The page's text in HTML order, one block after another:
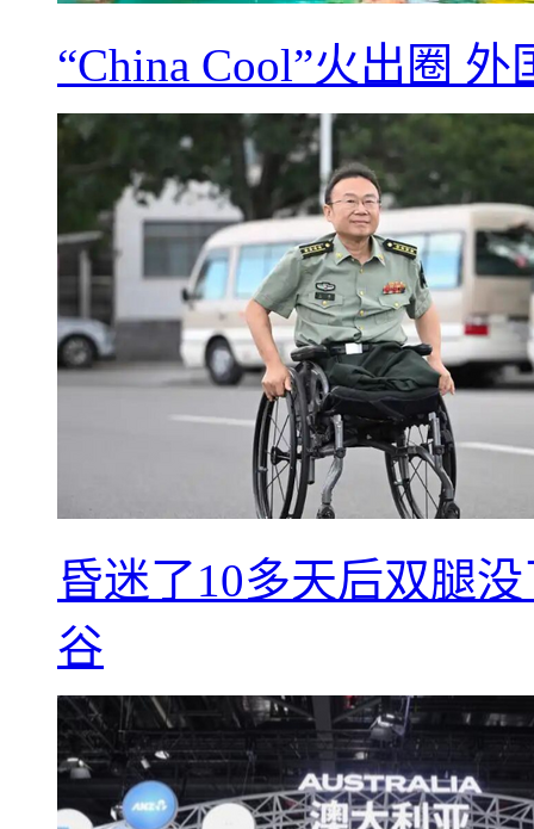
“China Cool”火出圈
昏迷了10多天后双腿
谷